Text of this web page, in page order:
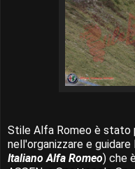
Stile Alfa Romeo è stato
nell'organizzare e guidare
Italiano Alfa Romeo) che